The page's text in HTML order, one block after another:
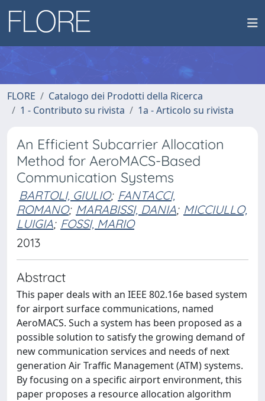
FLORE
Catalogo dei Prodotti della Ricerca
1 - Contributo su rivista
1a - Articolo su rivista
An Efficient Subcarrier Allocation
Method for AeroMACS-Based
Communication Systems
BARTOLI, GIULIO; FANTACCI,
ROMANO; MARABISSI, DANIA; MICCIULLO,
LUIGIA; FOSSI, MARIO
2013
Abstract
This paper deals with an IEEE 802.16e based system
for airport surface communications, named
AeroMACS. Such a system has been proposed as a
possible solution to satisfy the growing demand of
new communication services and needs of next
generation Air Traffic Management (ATM) systems.
By focusing on a specific airport environment, this
paper proposes a resource allocation algorithm